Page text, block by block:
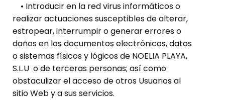
• Introducir en la red virus informáticos o
realizar actuaciones susceptibles de alterar,
estropear, interrumpir o generar errores o
daños en los documentos electrónicos, datos
o sistemas físicos y lógicos de NOELIA PLAYA,
S.L.U o de terceras personas; así como
obstaculizar el acceso de otros Usuarios al
sitio Web y a sus servicios.